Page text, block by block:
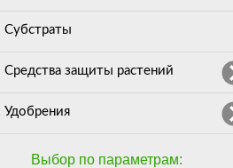
Субстраты
Средства защиты растений
Удобрения
Выбор по параметрам: